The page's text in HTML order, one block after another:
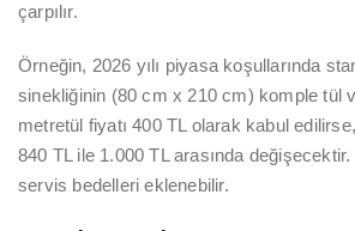
çarpılır.
Örneğin, 2026 yılı piyasa koşullarında
sinekliğinin (80 cm x 210 cm) komple tül
metretül fiyatı 400 TL olarak kabul
840 TL ile 1.000 TL arasında
servis bedelleri eklenebilir.